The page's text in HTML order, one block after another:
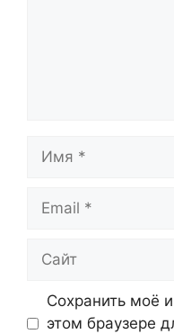
Имя
Email
Сайт
Сохранить моё
этом браузере